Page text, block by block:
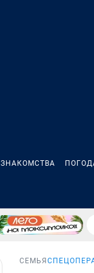
ЗНАКОМСТВА
СЕМЬЯ